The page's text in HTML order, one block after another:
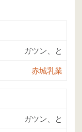
ガツン、と
赤城乳業
ガツン、と